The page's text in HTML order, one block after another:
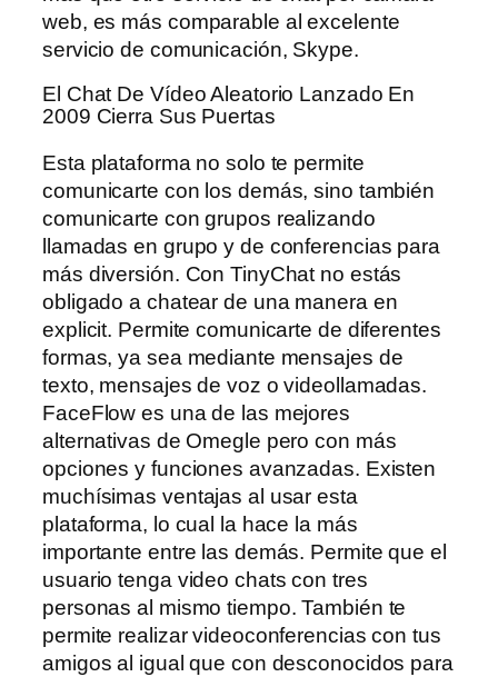
web, es más comparable al excelente
servicio de comunicación, Skype.
El Chat De Vídeo Aleatorio Lanzado En
2009 Cierra Sus Puertas
Esta plataforma no solo te permite
comunicarte con los demás, sino también
comunicarte con grupos realizando
llamadas en grupo y de conferencias para
más diversión. Con TinyChat no estás
obligado a chatear de una manera en
explicit. Permite comunicarte de diferentes
formas, ya sea mediante mensajes de
texto, mensajes de voz o videollamadas.
FaceFlow es una de las mejores
alternativas de Omegle pero con más
opciones y funciones avanzadas. Existen
muchísimas ventajas al usar esta
plataforma, lo cual la hace la más
importante entre las demás. Permite que el
usuario tenga video chats con tres
personas al mismo tiempo. También te
permite realizar videoconferencias con tus
amigos al igual que con desconocidos para